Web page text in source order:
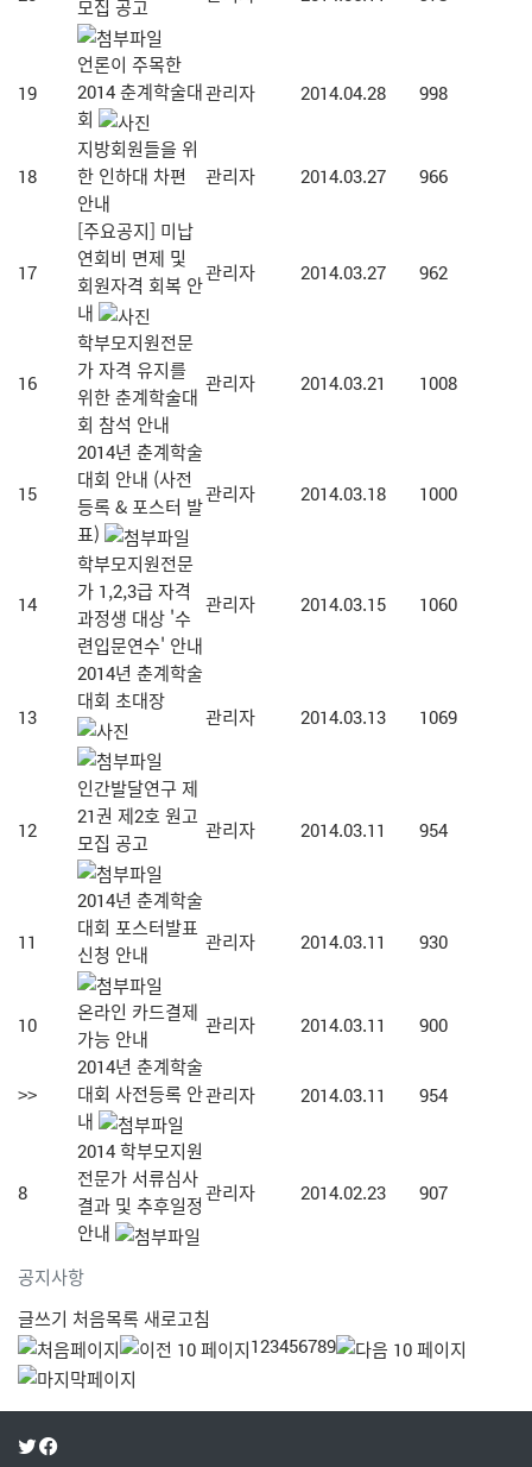
공지사항
모집 공고
19
언론이 주목한
2014 춘계학술대
회
관리자 2014.04.28 998
18
지방회원들을 위
한 인하대 차편
안내
관리자 2014.03.27 966
17
[주요공지] 미납
연회비 면제 및
회원자격 회복 안
내
관리자 2014.03.27 962
16
학부모지원전문
가 자격 유지를
위한 춘계학술대
회 참석 안내
관리자 2014.03.21 1008
15
2014년 춘계학술
대회 안내 (사전
등록 & 포스터 발
표)
관리자 2014.03.18 1000
14
학부모지원전문
가 1,2,3급 자격
과정생 대상 '수
련입문연수' 안내
관리자 2014.03.15 1060
13
2014년 춘계학술
대회 초대장
관리자 2014.03.13 1069
12
인간발달연구 제
21권 제2호 원고
모집 공고
관리자 2014.03.11 954
11
2014년 춘계학술
대회 포스터발표
신청 안내
관리자 2014.03.11 930
10
온라인 카드결제
가능 안내
관리자 2014.03.11 900
>>
2014년 춘계학술
대회 사전등록 안
내
관리자 2014.03.11 954
8
2014 학부모지원
전문가 서류심사
결과 및 추후일정
안내
관리자 2014.02.23 907
글쓰기 처음목록새로고침
123456789